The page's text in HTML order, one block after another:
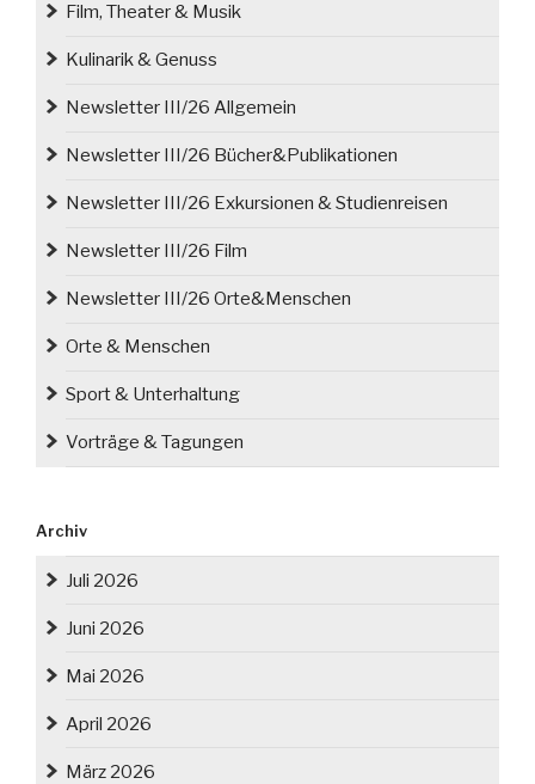
Film, Theater & Musik
Kulinarik & Genuss
Newsletter III/26 Allgemein
Newsletter III/26 Bücher&Publikationen
Newsletter III/26 Exkursionen & Studienreisen
Newsletter III/26 Film
Newsletter III/26 Orte&Menschen
Orte & Menschen
Sport & Unterhaltung
Vorträge & Tagungen
Archiv
Juli 2026
Juni 2026
Mai 2026
April 2026
März 2026